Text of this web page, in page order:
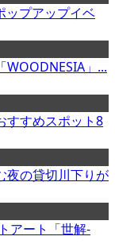
ップアップイベ
WOODNESIA」...
すすめスポット8
夜の貸切川下りが
アート「世解-